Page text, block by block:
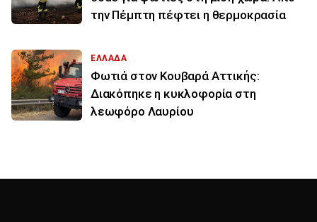
την Πέμπτη πέφτει η θερμοκρασία
ΕΛΛΑΔΑ
Φωτιά στον Κουβαρά Αττικής:
Διακόπηκε η κυκλοφορία στη
λεωφόρο Λαυρίου